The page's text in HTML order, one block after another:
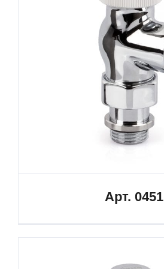
Арт. 0451